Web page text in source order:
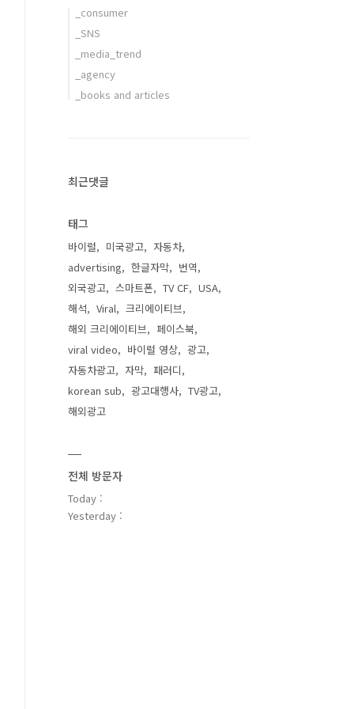
_consumer
_SNS
_media_trend
_agency
_books and articles
최근댓글
태그
바이럴 미국광고
자동차
advertising
한글자막
번역
외국광고
스마트폰 TV CF
USA
해석
Viral
크리에이티브
해외 크리에이티브
페이스북
viral video
바이럴 영상
광고
자동차광고
자막
패러디
korean sub
광고대행사
TV광고
해외광고
전체 방문자
Today :
Yesterday :